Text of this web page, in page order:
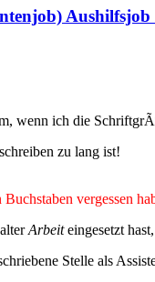
wenn ich die
zu lang ist!
Buchstaben vergessen
Arbeiteingesetzt
Stelle als